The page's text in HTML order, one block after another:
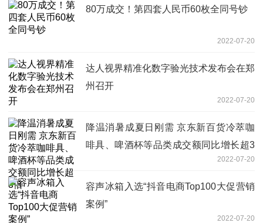
80万成交！第四套人民币60枚全同号钞
2022-07-20
达人视界精准化数字验光技术发布会在郑
州召开
2022-07-20
降温消暑成夏日刚需 京东新百货冷萃咖
啡具、啤酒杯等品类成交额同比增长超3
2022-07-20
容声冰箱入选“抖音电商Top100大促营销
案例”
2022-07-20